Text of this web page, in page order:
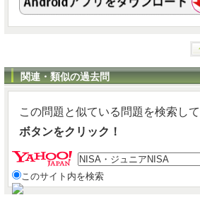
関連・類似の過去問
この問題と似ている問題を検索して
ボタンをクリック！
このサイト内を検索